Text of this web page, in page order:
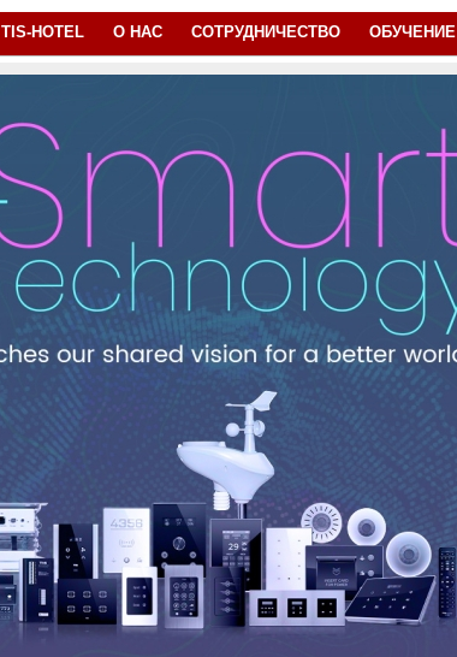
TIS-HOTEL О НАС СОТРУДНИЧЕСТВО ОБУЧЕНИЕ